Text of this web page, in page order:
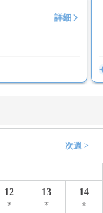
詳細
次週 >
12
水
13
木
14
金